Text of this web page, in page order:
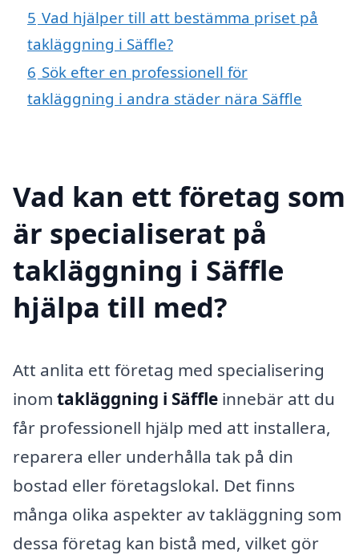
5 Vad hjälper till att bestämma priset på
takläggning i Säffle?
6 Sök efter en professionell för
takläggning i andra städer nära Säffle
Vad kan ett företag som
är specialiserat på
takläggning i Säffle
hjälpa till med?
Att anlita ett företag med specialisering
inom takläggning i Säffle innebär att du
får professionell hjälp med att installera,
reparera eller underhålla tak på din
bostad eller företagslokal. Det finns
många olika aspekter av takläggning som
dessa företag kan bistå med, vilket gör